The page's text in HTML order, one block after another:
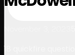
18 quickfire